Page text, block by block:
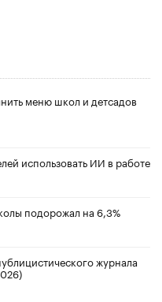
меню школ и детсадов
использовать ИИ в работе
подорожал на 6,3%
журнала